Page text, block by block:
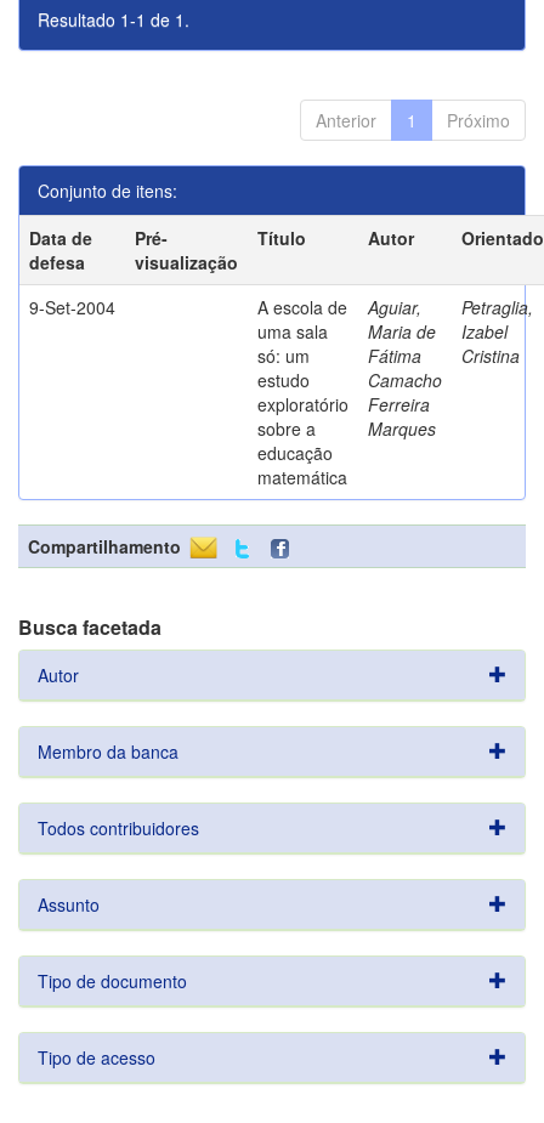
Resultado 1-1 de 1.
Anterior 1 Próximo
Conjunto de itens:
Data de
defesa
Pré-
visualização
Título Autor
9-Set-2004
A escola de
uma sala
só: um
estudo
exploratório
sobre a
educação
matemática
Aguiar,
Maria de
Fátima
Camacho
Ferreira
Marques
Petraglia,
Izabel
Cristina
Compartilhamento
Busca facetada
Autor
Membro da banca
Todos contribuidores
Assunto
Tipo de documento
Tipo de acesso